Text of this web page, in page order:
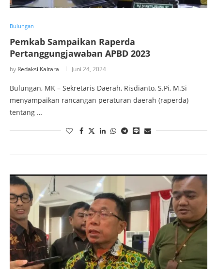
Bulungan
Pemkab Sampaikan Raperda
Pertanggungjawaban APBD 2023
by Redaksi Kaltara Juni 24, 2024
Bulungan, MK – Sekretaris Daerah, Risdianto, S.Pi, M.Si
menyampaikan rancangan peraturan daerah (raperda)
tentang …